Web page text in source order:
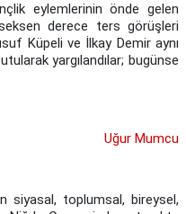
eylemlerinin önde gelen
derece ters görüşleri
Küpeli ve İlkay Demir aynı
yargılandılar; bugünse
Uğur Mumcu
siyasal, toplumsal, bireysel,